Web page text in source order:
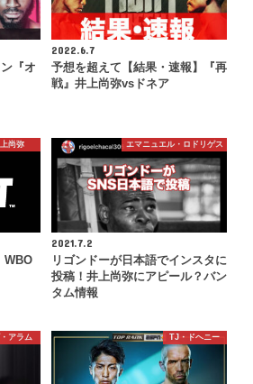
『オ
2022.6.7
予想を超えて【結果・速報】『再
戦』井上尚弥vsドネア
尚弥
WBO
エマニュエル・ロドリゲス
2021.7.2
リゴンドーが日本語でインスタに
投稿！井上尚弥にアピール？バン
タム情報
アラム TJ・ドヘニー